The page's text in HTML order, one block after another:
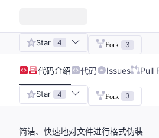
Star 4 Fork 3
代码介绍 代码 Issues Pull
Star 4 Fork 3
简洁、快速地对文件进行格式伪装